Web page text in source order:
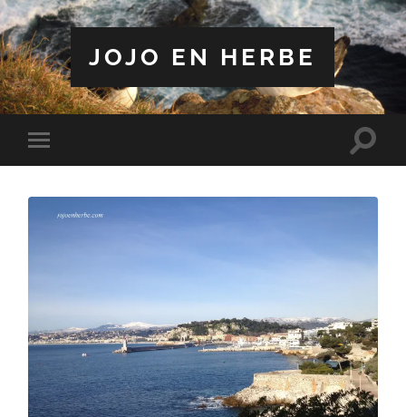
JOJO EN HERBE
Toggle
mobile
Toggle